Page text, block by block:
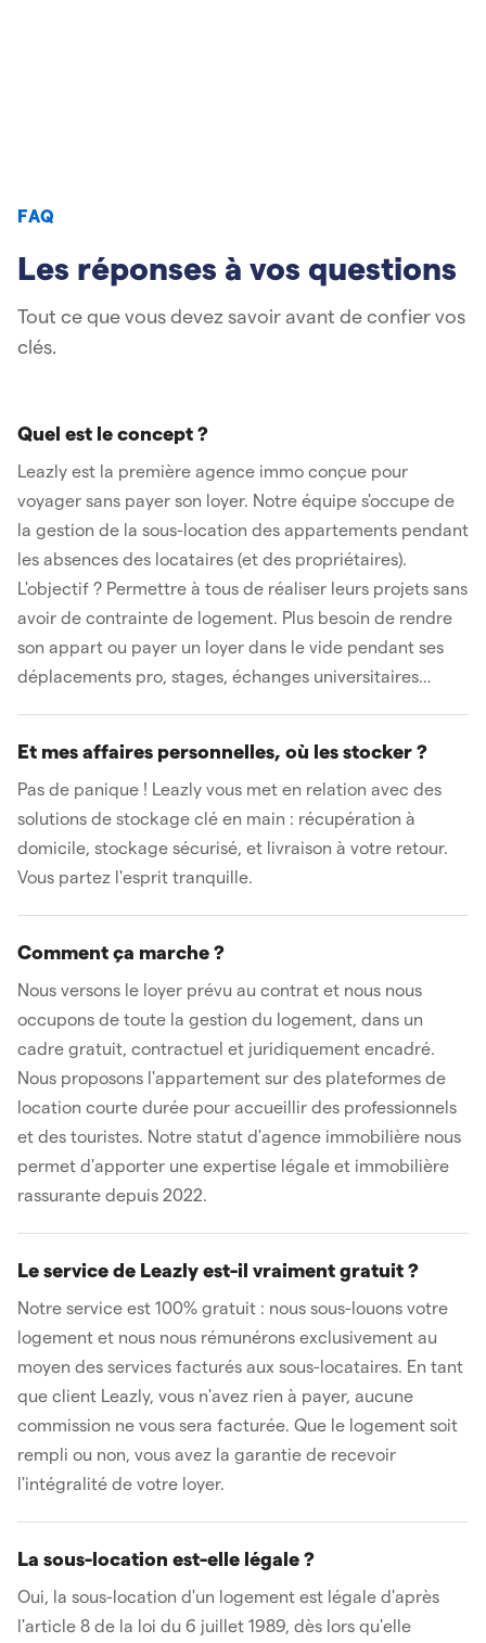
FAQ
Les réponses à vos questions
Tout ce que vous devez savoir avant de confier vos
clés.
Quel est le concept ?
Leazly est la première agence immo conçue pour
voyager sans payer son loyer. Notre équipe s'occupe de
la gestion de la sous-location des appartements pendant
les absences des locataires (et des propriétaires).
L'objectif ? Permettre à tous de réaliser leurs projets sans
avoir de contrainte de logement. Plus besoin de rendre
son appart ou payer un loyer dans le vide pendant ses
déplacements pro, stages, échanges universitaires…
Et mes affaires personnelles, où les stocker ?
Pas de panique ! Leazly vous met en relation avec des
solutions de stockage clé en main : récupération à
domicile, stockage sécurisé, et livraison à votre retour.
Vous partez l'esprit tranquille.
Comment ça marche ?
Nous versons le loyer prévu au contrat et nous nous
occupons de toute la gestion du logement, dans un
cadre gratuit, contractuel et juridiquement encadré.
Nous proposons l'appartement sur des plateformes de
location courte durée pour accueillir des professionnels
et des touristes. Notre statut d'agence immobilière nous
permet d'apporter une expertise légale et immobilière
rassurante depuis 2022.
Le service de Leazly est-il vraiment gratuit ?
Notre service est 100% gratuit : nous sous-louons votre
logement et nous nous rémunérons exclusivement au
moyen des services facturés aux sous-locataires. En tant
que client Leazly, vous n'avez rien à payer, aucune
commission ne vous sera facturée. Que le logement soit
rempli ou non, vous avez la garantie de recevoir
l'intégralité de votre loyer.
La sous-location est-elle légale ?
Oui, la sous-location d'un logement est légale d'après
l'article 8 de la loi du 6 juillet 1989, dès lors qu'elle